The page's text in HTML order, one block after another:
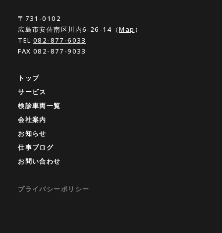
〒731-0102
広島市安佐南区川内6-26-14（Map ）
TEL 082-877-6033
FAX 082-877-9033
トップ
サービス
検診車両一覧
会社案内
お知らせ
仕事ブログ
お問い合わせ
プライバシーポリシー